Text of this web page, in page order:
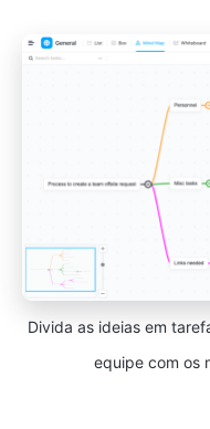
Divida as ideias em
equipe com os